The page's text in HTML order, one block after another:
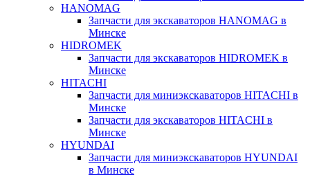
HANOMAG
Запчасти для экскаваторов HANOMAG в
Минске
HIDROMEK
Запчасти для экскаваторов HIDROMEK в
Минске
HITACHI
Запчасти для миниэкскаваторов HITACHI в
Минске
Запчасти для экскаваторов HITACHI в
Минске
HYUNDAI
Запчасти для миниэкскаваторов HYUNDAI
в Минске